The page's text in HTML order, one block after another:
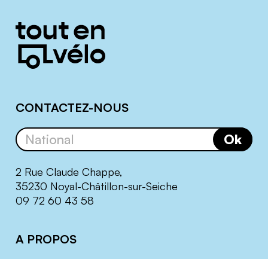
Informations
complémentaires
CONTACTEZ-NOUS
Ok
2 Rue Claude Chappe,
35230 Noyal-Châtillon-sur-Seiche
09 72 60 43 58
A PROPOS